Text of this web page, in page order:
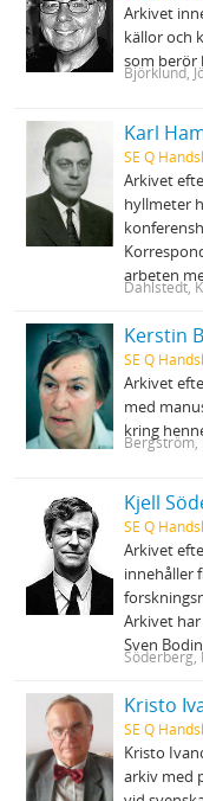
Arkivet
källor och
som berör
Björklund,
Karl
SE Q
Arkivet
hyllmeter
arbeten
Dahlstedt,
Kerstin
SE Q
Arkivet
med
kring
Bergström,
Kjell
SE Q
Arkivet
innehåller
Arkivet
Sven
Söderberg,
Kristo
SE Q
Kristo
arkiv med